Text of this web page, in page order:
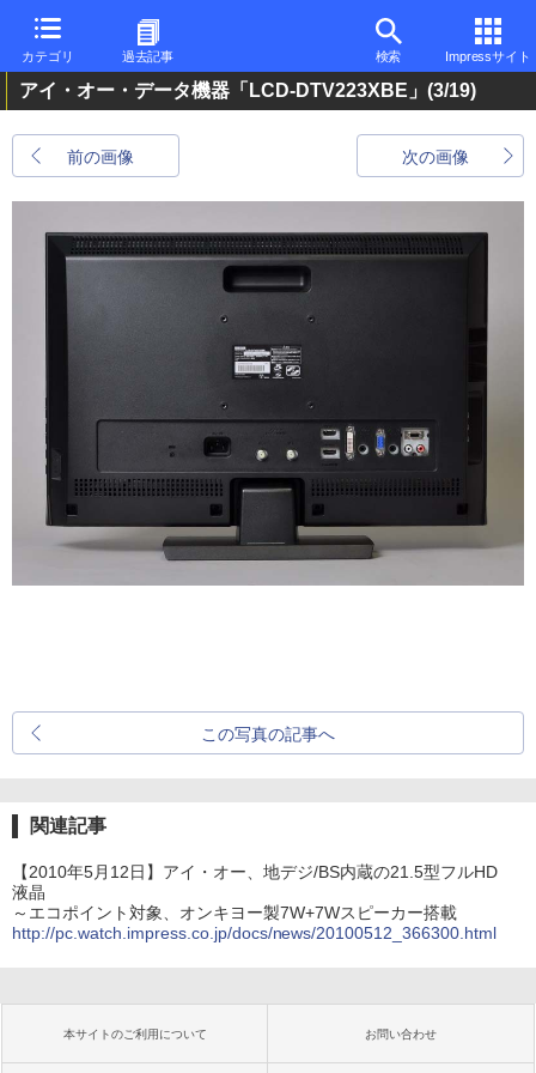
カテゴリ 過去記事 検索 Impressサイト
アイ・オー・データ機器「LCD-DTV223XBE」 (3/19)
前の画像 次の画像
この写真の記事へ
関連記事
【2010年5月12日】アイ・オー、地デジ/BS内蔵の21.5型フルHD
液晶
～エコポイント対象、オンキヨー製7W+7Wスピーカー搭載
http://pc.watch.impress.co.jp/docs/news/20100512_366300.html
本サイトのご利用について お問い合わせ